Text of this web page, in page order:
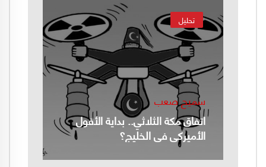
تحليل
سميح صعب
اتفاق مكة الثلاثي.. بداية الأفول
الأميركي في الخليج؟